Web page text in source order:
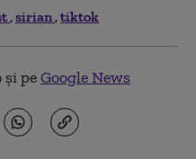
sirian tiktok
peGoogle News